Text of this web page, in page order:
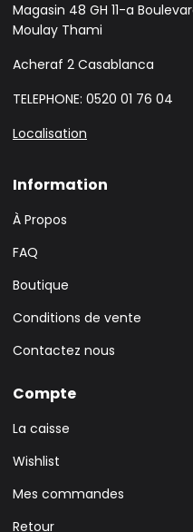
Magasin 48 GH 11-a
Moulay Thami
Acheraf 2 Casablanca
TELEPHONE: 0520 01 76 04
Localisation
Information
À Propos
FAQ
Boutique
Conditions de vente
Contactez nous
Compte
La caisse
Wishlist
Mes commandes
Retour